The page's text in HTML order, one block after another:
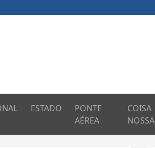
ESTADO
PONTE
AÉREA
COISA
NOSSA